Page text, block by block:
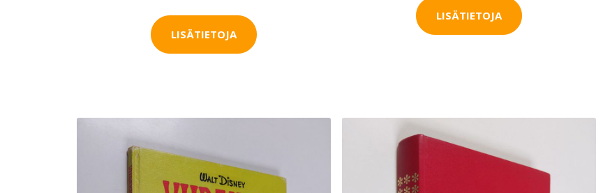
LISÄTIETOJA
LISÄTIETOJA